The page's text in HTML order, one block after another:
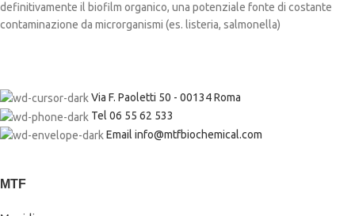
definitivamente il biofilm organico, una potenziale fonte di costante
contaminazione da microrganismi (es. listeria, salmonella)
Via F. Paoletti 50 - 00134 Roma
Tel 06 55 62 533
Email info@mtfbiochemical.com
MTF